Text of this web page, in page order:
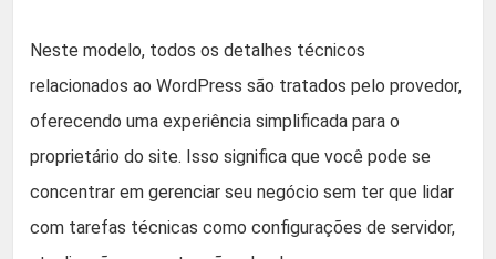
Neste modelo, todos os detalhes técnicos
relacionados ao WordPress são tratados pelo provedor,
oferecendo uma experiência simplificada para o
proprietário do site. Isso significa que você pode se
concentrar em gerenciar seu negócio sem ter que lidar
com tarefas técnicas como configurações de servidor,